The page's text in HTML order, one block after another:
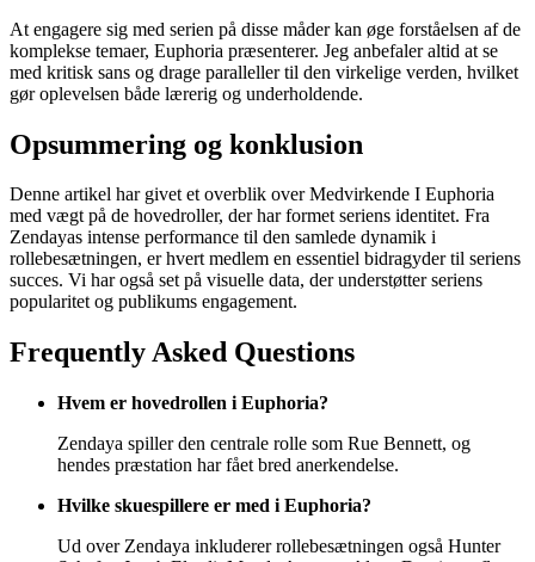
At engagere sig med serien på disse måder kan øge forståelsen af de
komplekse temaer, Euphoria præsenterer. Jeg anbefaler altid at se
med kritisk sans og drage paralleller til den virkelige verden, hvilket
gør oplevelsen både lærerig og underholdende.
Opsummering og konklusion
Denne artikel har givet et overblik over Medvirkende I Euphoria
med vægt på de hovedroller, der har formet seriens identitet. Fra
Zendayas intense performance til den samlede dynamik i
rollebesætningen, er hvert medlem en essentiel bidragyder til seriens
succes. Vi har også set på visuelle data, der understøtter seriens
popularitet og publikums engagement.
Frequently Asked Questions
Hvem er hovedrollen i Euphoria?
Zendaya spiller den centrale rolle som Rue Bennett, og
hendes præstation har fået bred anerkendelse.
Hvilke skuespillere er med i Euphoria?
Ud over Zendaya inkluderer rollebesætningen også Hunter